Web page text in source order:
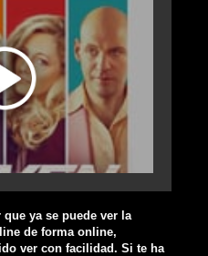
ya se puede ver la
de forma online,
ver con facilidad. Si te ha